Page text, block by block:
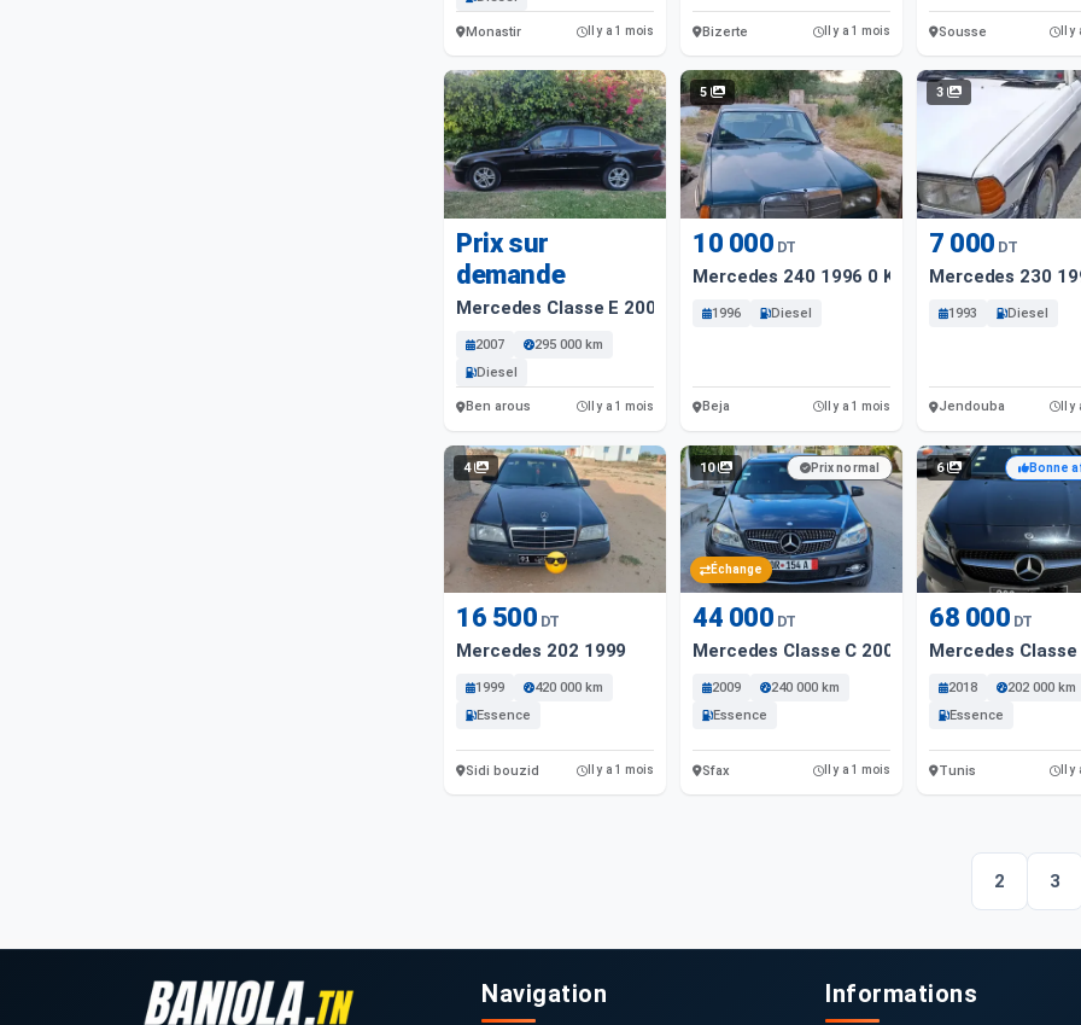
Monastir Il y a 1 mois Bizerte Il y a 1 mois Sousse Il
Prix sur
demande
Mercedes Classe E 2007
2007
295 000 km
Diesel
Ben arous Il y a 1 mois
5
10 000 DT
Mercedes 240 1996 0 Km
1996 Diesel
Beja Il y a 1 mois
3
7 000 DT
Mercedes 230
1993 Diesel
Jendouba Il
4
16 500 DT
Mercedes 202 1999
1999
420 000 km
Essence
Sidi bouzid Il y a 1 mois
10
Échange
Prix normal
44 000 DT
Mercedes Classe C 2009 24000 Km
2009
240 000 km
Essence
Sfax Il y a 1 mois
6 Bonne
68 000 DT
Mercedes
2018
202 000 km
Essence
Tunis Il
2 3
Navigation Informations